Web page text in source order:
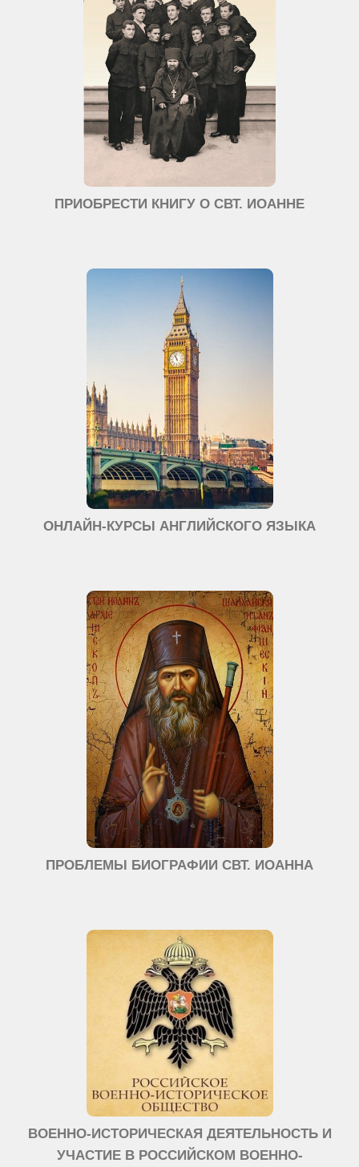
ПРИОБРЕСТИ КНИГУ О СВТ. ИОАННЕ
ОНЛАЙН-КУРСЫ АНГЛИЙСКОГО ЯЗЫКА
ПРОБЛЕМЫ БИОГРАФИИ СВТ. ИОАННА
ВОЕННО-ИСТОРИЧЕСКАЯ ДЕЯТЕЛЬНОСТЬ И
УЧАСТИЕ В РОССИЙСКОМ ВОЕННО-